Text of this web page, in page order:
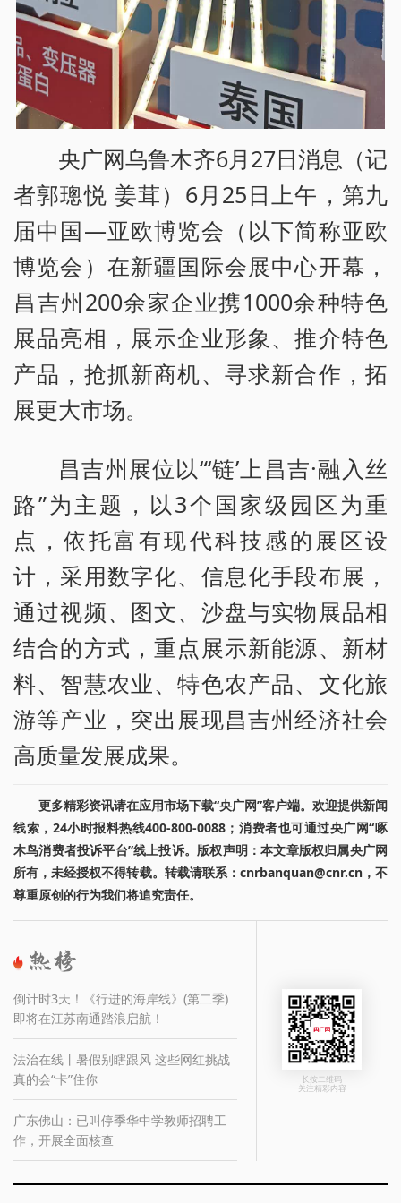
央广网乌鲁木齐6月27日消息（记
者郭璁悦 姜茸）6月25日上午，第九
届中国—亚欧博览会（以下简称亚欧
博览会）在新疆国际会展中心开幕，
昌吉州200余家企业携1000余种特色
展品亮相，展示企业形象、推介特色
产品，抢抓新商机、寻求新合作，拓
展更大市场。
昌吉州展位以“‘链’上昌吉·融入丝
路”为主题，以3个国家级园区为重
点，依托富有现代科技感的展区设
计，采用数字化、信息化手段布展，
通过视频、图文、沙盘与实物展品相
结合的方式，重点展示新能源、新材
料、智慧农业、特色农产品、文化旅
游等产业，突出展现昌吉州经济社会
高质量发展成果。
更多精彩资讯请在应用市场下载“央广网”客户端。欢迎提供新闻
线索，24小时报料热线400-800-0088；消费者也可通过央广网“啄
木鸟消费者投诉平台”线上投诉。版权声明：本文章版权归属央广网
所有，未经授权不得转载。转载请联系：cnrbanquan@cnr.cn，不
尊重原创的行为我们将追究责任。
倒计时3天！《行进的海岸线》(第二季)
即将在江苏南通踏浪启航！
法治在线丨暑假别瞎跟风 这些网红挑战
真的会“卡”住你
广东佛山：已叫停季华中学教师招聘工
作，开展全面核查
长按二维码
关注精彩内容